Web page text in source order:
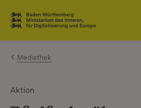
Zum Inhalt springen
Link zur Startseite
Mediathek
Aktion